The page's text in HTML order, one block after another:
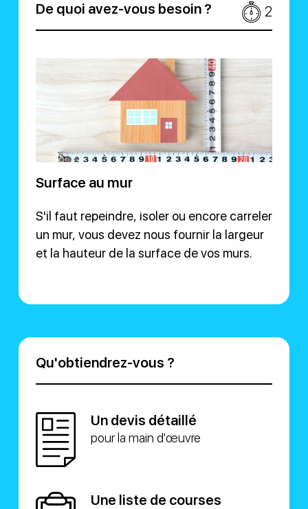
De quoi avez-vous besoin ? 2
Surface au mur
S'il faut repeindre, isoler ou encore carreler
un mur, vous devez nous fournir la largeur
et la hauteur de la surface de vos murs.
Qu'obtiendrez-vous ?
Un devis détaillé
pour la main d'œuvre
Une liste de courses